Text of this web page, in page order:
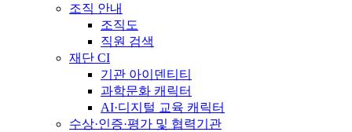
조직 안내
조직도
직원 검색
재단 CI
기관 아이덴티티
과학문화 캐릭터
AI·디지털 교육 캐릭터
수상·인증·평가 및 협력기관